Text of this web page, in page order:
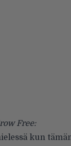
Free:
kun